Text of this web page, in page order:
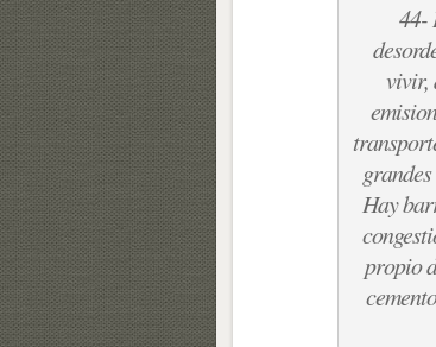
44-
vivir,
Hay
propio